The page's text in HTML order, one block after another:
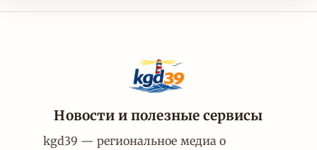
Новости и полезные сервисы
kgd39 — региональное медиа о